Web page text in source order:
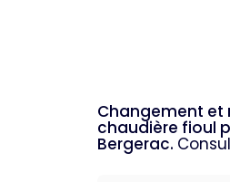
Changement
chaudière fioul
Bergerac.